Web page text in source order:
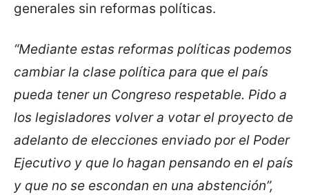
generales sin reformas políticas.
“Mediante estas reformas políticas podemos
cambiar la clase política para que el país
pueda tener un Congreso respetable. Pido a
los legisladores volver a votar el proyecto de
adelanto de elecciones enviado por el Poder
Ejecutivo y que lo hagan pensando en el país
y que no se escondan en una abstención”,